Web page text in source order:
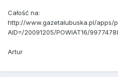
Całość na:
http://www.gazetalubuska.pl/apps/
AID=/20091205/POWIAT16/
Artur